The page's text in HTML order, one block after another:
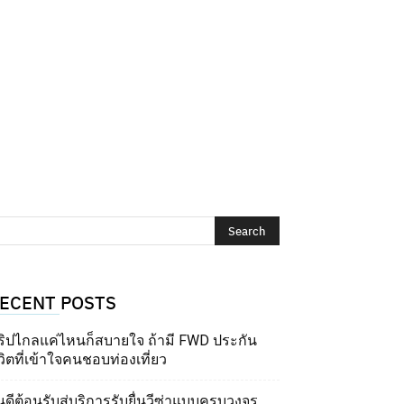
POSTS
ปไกลแค่ไหนก็สบายใจ ถ้ามี FWD ประกัน
ตที่เข้าใจคนชอบท่องเที่ยว